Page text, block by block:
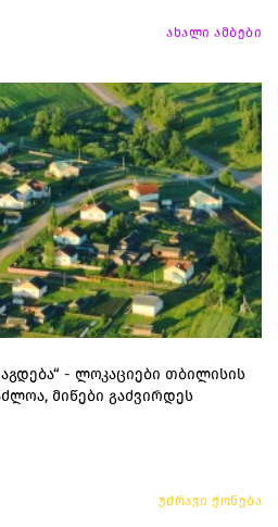
ახალი ამბები
- ლოკაციები თბილისის
მიწები გაძვირდეს
უძრავი ქონება